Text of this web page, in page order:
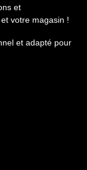
et
votre magasin !
et adapté pour